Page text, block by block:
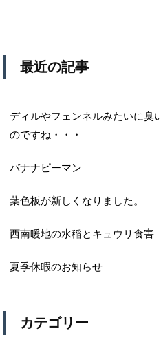
最近の記事
ディルやフェンネルみたいに臭
のですね・・・
バナナピーマン
葉色板が新しくなりました。
西南暖地の水稲とキュウリ食害
夏季休暇のお知らせ
カテゴリー